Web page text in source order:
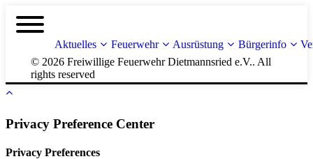
Aktuelles Feuerwehr Ausrüstung Bürgerinfo
© 2026 Freiwillige Feuerwehr Dietmannsried e.V.. All
rights reserved
Privacy Preference Center
Privacy Preferences